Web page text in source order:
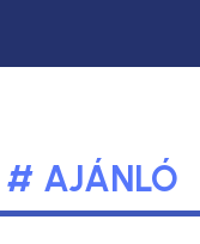
# AJÁNLÓ